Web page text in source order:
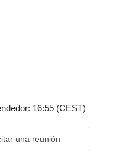
16:55 (CEST)
una reunión